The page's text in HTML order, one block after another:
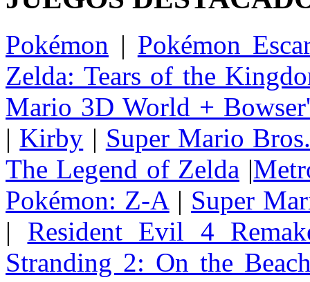
Pokémon | Pokémon
Zelda: Tears of the
Mario 3D World +
| Kirby | Super Mario
The Legend of Zelda |
Pokémon: Z-A | Super
| Resident Evil 4
Stranding 2: On the